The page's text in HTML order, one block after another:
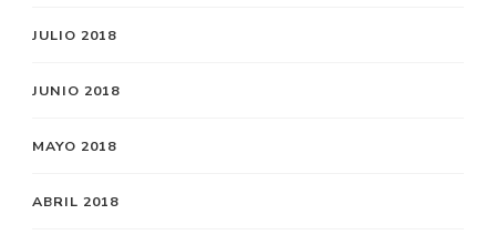
JULIO 2018
JUNIO 2018
MAYO 2018
ABRIL 2018